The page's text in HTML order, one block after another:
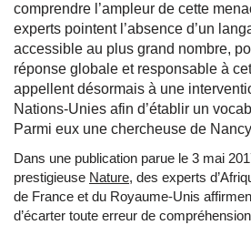
comprendre l’ampleur de cette
experts pointent l’absence d’un
accessible au plus grand nombre,
réponse globale et responsable à
appellent désormais à une
Nations-Unies afin d’établir un
Parmi eux une chercheuse de
Dans une publication parue le 3 mai
prestigieuse Nature, des experts
de France et du Royaume-Unis
d’écarter toute erreur de